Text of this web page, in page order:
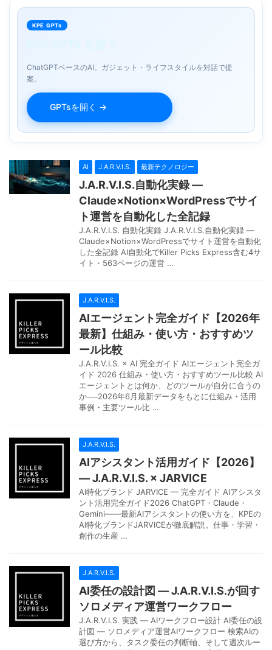
KPE GPTs
ChatGPTベースのAI。ガジェット・ライフスタイルを対話で提
案。
GPTsを開く →
AI J.A.R.V.I.S. 最新テクノロジー
J.A.R.V.I.S.自動化実録 —
Claude×Notion×WordPressでサイ
ト運営を自動化した全記録
J.A.R.V.I.S. 自動化実録 J.A.R.V.I.S.自動化実録 —
Claude×Notion×WordPressでサイト運営を自動化
した全記録 AI自動化でKiller Picks Express含む4サ
イト・563ページの運営 …
J.A.R.V.I.S.
AIエージェント完全ガイド【2026年
最新】仕組み・使い方・おすすめツ
ール比較
J.A.R.V.I.S. × AI 完全ガイド AIエージェント完全ガ
イド 2026 仕組み・使い方・おすすめツール比較 AI
エージェントとは何か、どのツールが自分に合うの
か──2026年6月最新データをもとに仕組み・活用
事例・主要ツール比 …
J.A.R.V.I.S.
AIアシスタント活用ガイド【2026】
— J.A.R.V.I.S. × JARVICE
AI特化ブランド JARVICE — 完全ガイド AIアシスタ
ント活用完全ガイド2026 ChatGPT・Claude・
Gemini——最新AIアシスタントの使い方を、KPEの
AI特化ブランドJARVICEが徹底解説。仕事・学習・
創作の生産 …
J.A.R.V.I.S.
AI委任の設計図 — J.A.R.V.I.S.が回す
ソロメディア運営ワークフロー
J.A.R.V.I.S. 実践 — AIワークフロー設計 AI委任の設
計図 — ソロメディア運営AIワークフロー 検索AIの
選び方から、タスク委任の判断軸、そして週次ルー